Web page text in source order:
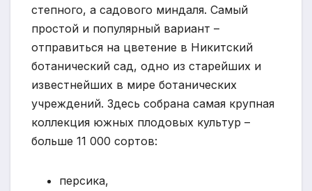
степного, а садового миндаля. Самый
простой и популярный вариант –
отправиться на цветение в Никитский
ботанический сад, одно из старейших и
известнейших в мире ботанических
учреждений. Здесь собрана самая крупная
коллекция южных плодовых культур –
больше 11 000 сортов:
персика,